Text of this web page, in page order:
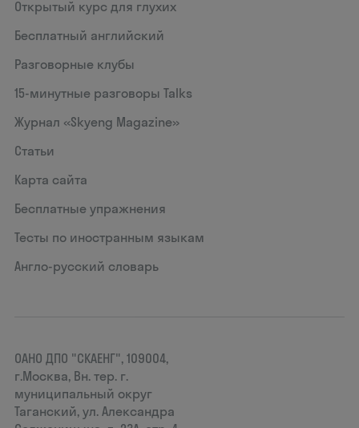
Открытый курс для глухих
Бесплатный английский
Разговорные клубы
15‑минутные разговоры Talks
Журнал «Skyeng Magazine»
Статьи
Карта сайта
Бесплатные упражнения
Тесты по иностранным языкам
Англо-русский словарь
ОАНО ДПО "СКАЕНГ", 109004,
г.Москва, Вн. тер. г.
муниципальный округ
Таганский, ул. Александра